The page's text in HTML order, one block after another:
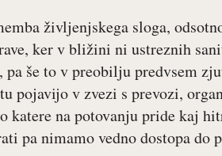
življenjskega sloga,
ker v bližini ni ustreznih
pa še to v preobilju predvsem
pojavijo v zvezi s prevozi,
katere na potovanju pride kaj
pa nimamo vedno dostopa do